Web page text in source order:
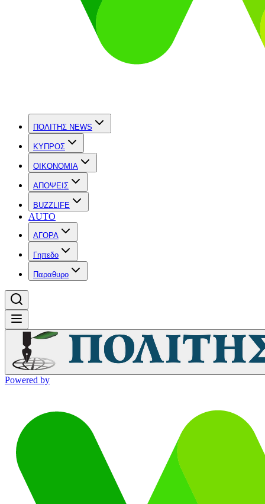
ΠΟΛΙΤΗΣ NEWS
ΚΥΠΡΟΣ
OIKONOMIA
ΑΠΟΨΕΙΣ
BUZZLIFE
AUTO
ΑΓΟΡΑ
Γηπεδο
Παραθυρο
Powered by